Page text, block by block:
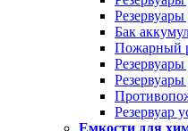
Бак
Пожарный
Резервуар
Емкости для